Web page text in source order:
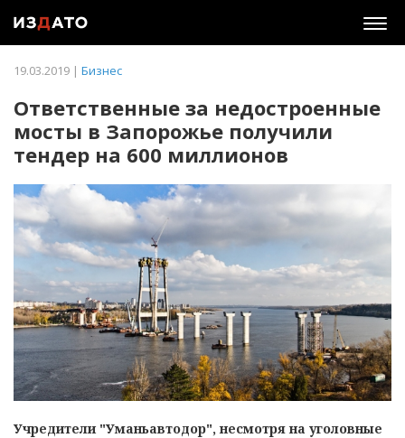
19.03.2019 | Бизнес
Ответственные за недостроенные
мосты в Запорожье получили
тендер на 600 миллионов
Учредители "Уманьавтодор", несмотря на уголовные